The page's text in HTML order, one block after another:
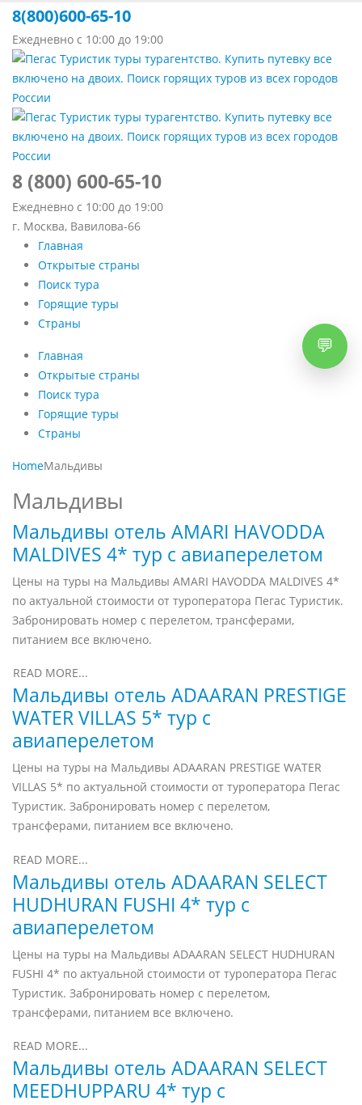
8(800)600-65-10
Ежедневно с 10:00 до 19:00
8 (800) 600-65-10
Ежедневно с 10:00 до 19:00
г. Москва, Вавилова-66
Главная
Открытые страны
Поиск тура
Горящие туры
Страны
Главная
Открытые страны
Поиск тура
Горящие туры
Страны
HomeМальдивы
Мальдивы
Мальдивы отель AMARI HAVODDA
MALDIVES 4* тур с авиаперелетом
Цены на туры на Мальдивы AMARI HAVODDA MALDIVES 4*
по актуальной стоимости от туроператора Пегас Туристик.
Забронировать номер с перелетом, трансферами,
питанием все включено.
READ MORE...
Мальдивы отель ADAARAN PRESTIGE
WATER VILLAS 5* тур с
авиаперелетом
Цены на туры на Мальдивы ADAARAN PRESTIGE WATER
VILLAS 5* по актуальной стоимости от туроператора Пегас
Туристик. Забронировать номер с перелетом,
трансферами, питанием все включено.
READ MORE...
Мальдивы отель ADAARAN SELECT
HUDHURAN FUSHI 4* тур с
авиаперелетом
Цены на туры на Мальдивы ADAARAN SELECT HUDHURAN
FUSHI 4* по актуальной стоимости от туроператора Пегас
Туристик. Забронировать номер с перелетом,
трансферами, питанием все включено.
READ MORE...
Мальдивы отель ADAARAN SELECT
MEEDHUPPARU 4* тур с